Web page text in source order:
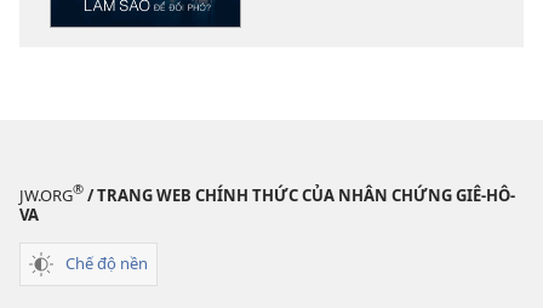
Khi
JW.ORG® / TRANG WEB CHÍNH THỨC CỦA NHÂN CHỨNG GIÊ-HÔ-
VA
Chế độ nền